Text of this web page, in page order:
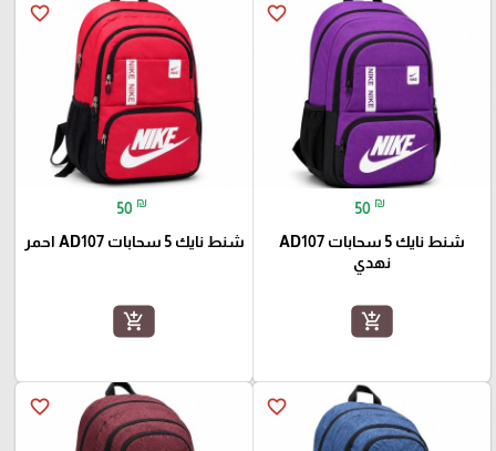
favorite_border
50 ₪
شنط نايك 5 سحابات AD107
نهدي
add_shopping_cart
favorite_border
50 ₪
شنط نايك 5 سحابات AD107 احمر
add_shopping_cart
favorite_border
favorite_border